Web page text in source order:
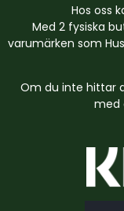
Hos oss
Med 2 fysiska
varumärken som
Om du inte hittar
med